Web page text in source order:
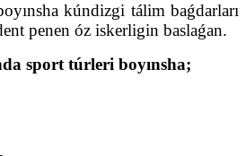
kúndizgi tálim baǵdarları
penen óz iskerligin baslaǵan.
sport túrleri boyınsha;